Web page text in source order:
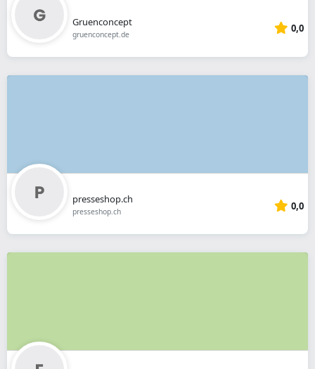
Gruenconcept
gruenconcept.de 0,0
presseshop.ch
presseshop.ch 0,0